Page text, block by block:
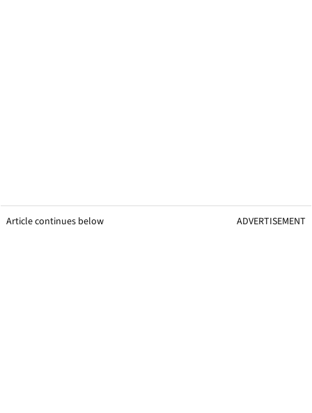
Article continues below ADVERTISEMENT